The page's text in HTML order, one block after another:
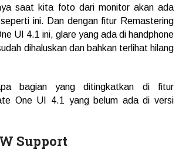
saat kita foto dari monitor akan ada
ini. Dan dengan fitur Remastering
UI 4.1 ini, glare yang ada di handphone
dihaluskan dan bahkan terlihat hilang
bagian yang ditingkatkan di fitur
One UI 4.1 yang belum ada di versi
Support